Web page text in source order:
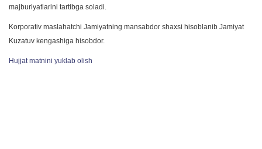
majburiyatlarini tartibga soladi.
Korporativ maslahatchi Jamiyatning mansabdor shaxsi hisoblanib Jamiyat
Kuzatuv kengashiga hisobdor.
Hujjat matnini yuklab olish